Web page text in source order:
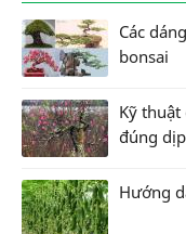
Các
bonsai
Kỹ
đúng
Hướng